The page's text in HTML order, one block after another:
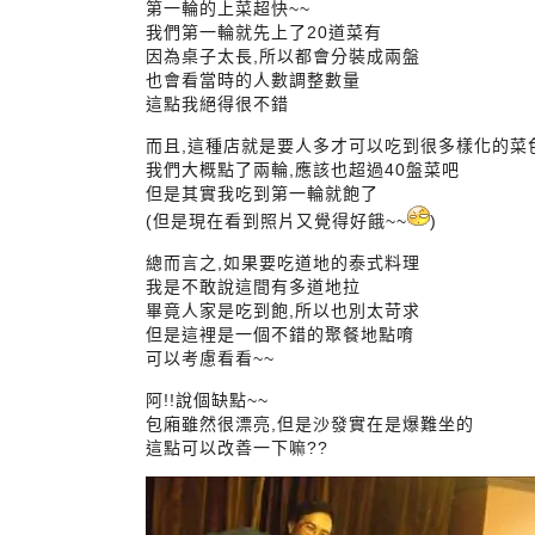
第一輪的上菜超快~~
我們第一輪就先上了20道菜有
因為桌子太長,所以都會分裝成兩盤
也會看當時的人數調整數量
這點我絕得很不錯
而且,這種店就是要人多才可以吃到很多樣化的菜
我們大概點了兩輪,應該也超過40盤菜吧
但是其實我吃到第一輪就飽了
(但是現在看到照片又覺得好餓~~
)
總而言之,如果要吃道地的泰式料理
我是不敢說這間有多道地拉
畢竟人家是吃到飽,所以也別太苛求
但是這裡是一個不錯的聚餐地點唷
可以考慮看看~~
阿!!說個缺點~~
包廂雖然很漂亮,但是沙發實在是爆難坐的
這點可以改善一下嘛??